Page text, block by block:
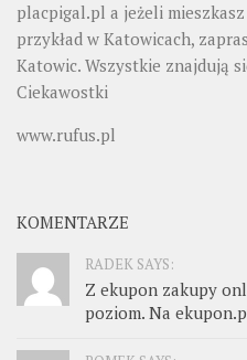
placpigal.pl a jeżeli
przykład w Katowicach,
Katowic. Wszystkie znajdują
Ciekawostki
www.rufus.pl
KOMENTARZE
RADEK SAYS:
Z ekupon zakupy
poziom. Na